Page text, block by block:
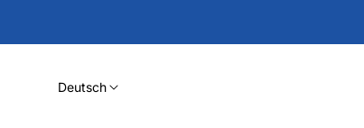
Deutsch